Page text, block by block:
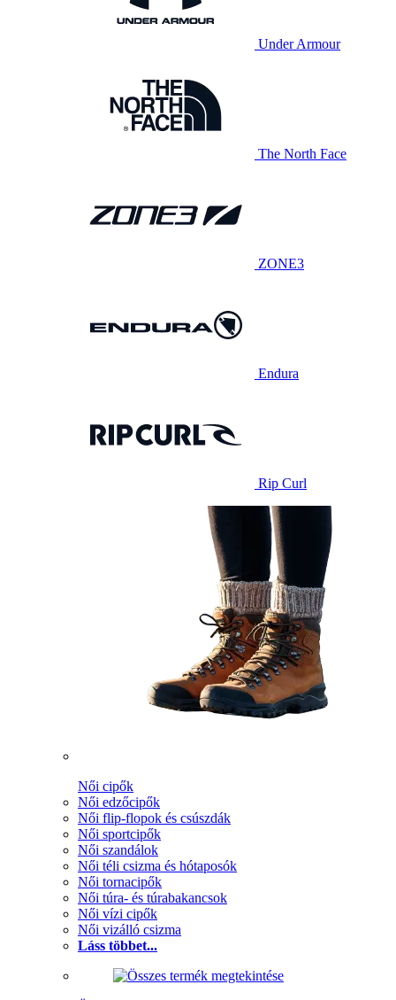
Under Armour
The North Face
ZONE3
Endura
Rip Curl
Női cipők
Női edzőcipők
Női flip-flopok és csúszdák
Női sportcipők
Női szandálok
Női téli csizma és hótaposók
Női tornacipők
Női túra- és túrabakancsok
Női vízi cipők
Női vizálló csizma
Láss többet...